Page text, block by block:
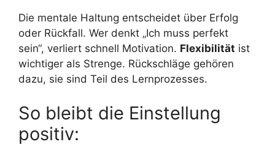
Die mentale Haltung entscheidet über Erfolg
oder Rückfall. Wer denkt „Ich muss perfekt
sein“, verliert schnell Motivation. Flexibilität ist
wichtiger als Strenge. Rückschläge gehören
dazu, sie sind Teil des Lernprozesses.
So bleibt die Einstellung
positiv: